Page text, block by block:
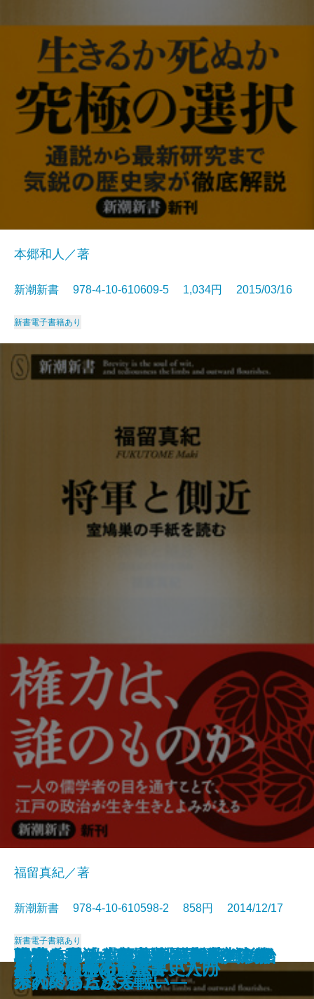
本当に偉いのか―あまのじゃく偉
人伝―
歴史問題の正解
格差と序列の日本史
戦国夜話
日本を愛した植民地―南洋パラオ
の真実―
ケンブリッジ数学史探偵
戦犯を救え―BC級「横浜裁判」秘
録―
俺の日本史
戦国武将の明暗
本郷和人／著
新潮新書 978-4-10-610609-5 1,034円 2015/03/16
新書電子書籍あり
将軍と側近―室鳩巣の手紙を読む
―
福留真紀／著
新潮新書 978-4-10-610598-2 858円 2014/12/17
新書電子書籍あり
1949年の大東亜共栄圏―自主防衛
への終わらざる戦い―
戦犯の孫―「日本人」はいかに裁
かれてきたか―
明治めちゃくちゃ物語 維新の後始
末
史論の復権
歴史をつかむ技法
縄文人に学ぶ
日本人のための世界史入門
卑弥呼は何を食べていたか
「忠臣蔵」の決算書
二世兵士 激戦の記録―日系アメリ
カ人の第二次大戦―